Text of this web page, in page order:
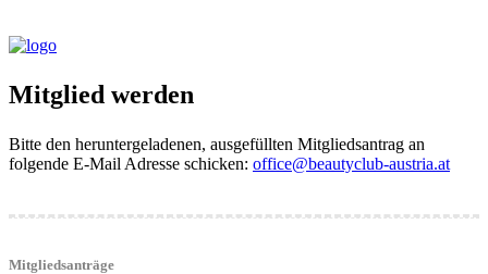
Mitglied werden
Bitte den heruntergeladenen, ausgefüllten Mitgliedsantrag an
folgende E-Mail Adresse schicken: office@beautyclub-austria.at
Mitgliedsanträge